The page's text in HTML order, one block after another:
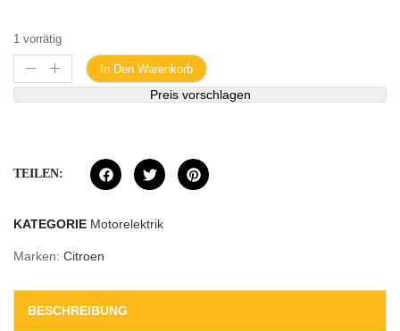
1 vorrätig
In Den Warenkorb
Preis vorschlagen
TEILEN:
KATEGORIE Motorelektrik
Marken: Citroen
BESCHREIBUNG